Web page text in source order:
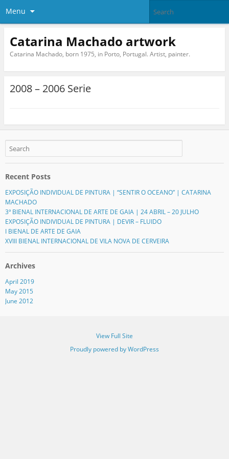
Menu
Catarina Machado artwork
Catarina Machado, born 1975, in Porto, Portugal. Artist, painter.
2008 – 2006 Serie
Recent Posts
EXPOSIÇÃO INDIVIDUAL DE PINTURA | “SENTIR O OCEANO” | CATARINA
MACHADO
3ª BIENAL INTERNACIONAL DE ARTE DE GAIA | 24 ABRIL – 20 JULHO
EXPOSIÇÃO INDIVIDUAL DE PINTURA | DEVIR – FLUIDO
I BIENAL DE ARTE DE GAIA
XVIII BIENAL INTERNACIONAL DE VILA NOVA DE CERVEIRA
Archives
April 2019
May 2015
June 2012
View Full Site
Proudly powered by WordPress